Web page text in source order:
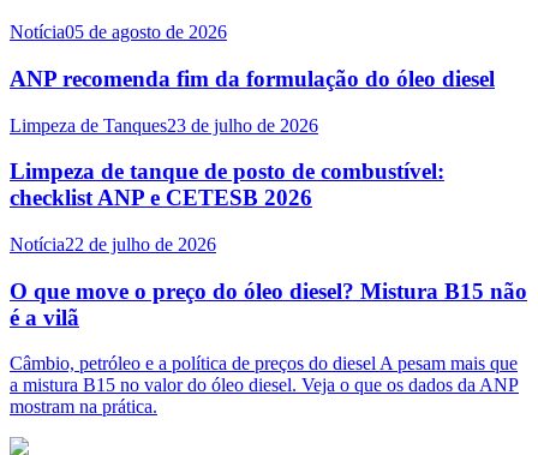
Notícia05 de agosto de 2026
ANP recomenda fim da formulação do óleo diesel
Limpeza de Tanques23 de julho de 2026
Limpeza de tanque de posto de combustível:
checklist ANP e CETESB 2026
Notícia22 de julho de 2026
O que move o preço do óleo diesel? Mistura B15 não
é a vilã
Câmbio, petróleo e a política de preços do diesel A pesam mais que
a mistura B15 no valor do óleo diesel. Veja o que os dados da ANP
mostram na prática.